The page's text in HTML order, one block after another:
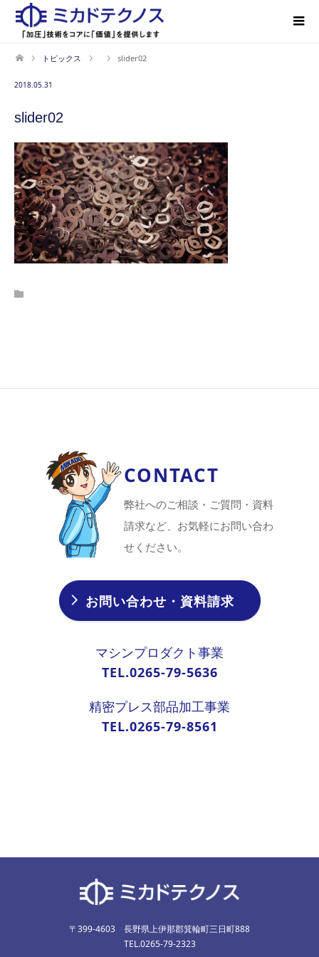
トピックス slider02
2018.05.31
slider02
CONTACT
弊社へのご相談・ご質問・資料
請求など、お気軽にお問い合わ
せください。
お問い合わせ・資料請求
マシンプロダクト事業
TEL.0265-79-5636
精密プレス部品加工事業
TEL.0265-79-8561
〒399-4603 長野県上伊那郡箕輪町三日町888
TEL.0265-79-2323